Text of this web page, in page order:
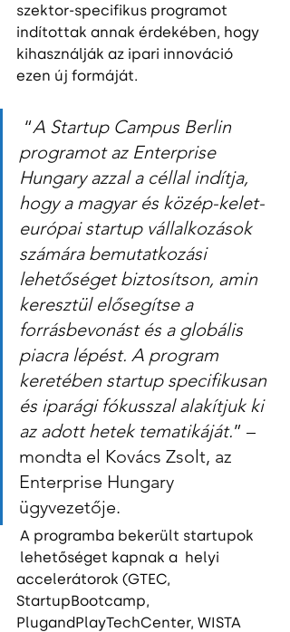
szektor-specifikus programot
indítottak annak érdekében, hogy
kihasználják az ipari innováció
ezen új formáját.
“A Startup Campus Berlin
programot az Enterprise
Hungary azzal a céllal indítja,
hogy a magyar és közép-kelet-
európai startup vállalkozások
számára bemutatkozási
lehetőséget biztosítson, amin
keresztül elősegítse a
forrásbevonást és a globális
piacra lépést. A program
keretében startup specifikusan
és iparági fókusszal alakítjuk ki
az adott hetek tematikáját.” –
mondta el Kovács Zsolt, az
Enterprise Hungary
ügyvezetője.
lehetőséget kapnak a  helyi
accelerátorok (GTEC,
StartupBootcamp,
PlugandPlayTechCenter, WISTA